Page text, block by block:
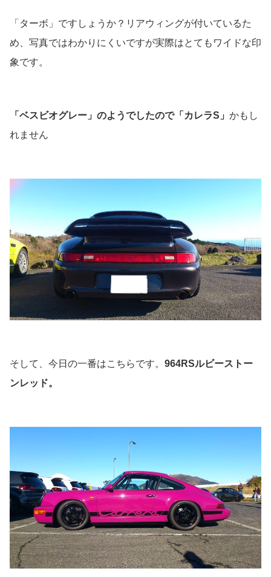
「ターボ」ですしょうか？リアウィングが付いているた
め、写真ではわかりにくいですが実際はとてもワイドな印
象です。
「ベスビオグレー」のようでしたので「カレラS」 かもし
れません
そして、今日の一番はこちらです。 964RSルビーストー
ンレッド。